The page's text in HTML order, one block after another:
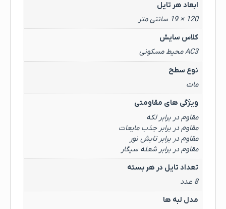
ابعاد هر تایل
120 × 19 سانتی متر
کلاس سایش
AC3 محیط مسکونی
نوع سطح
مات
ویژگی های مقاومتی
مقاوم در برابر لکه
مقاوم در برابر جذب مایعات
مقاوم در برابر تابش نور
مقاوم در برابر شعله سیگار
تعداد تایل در هر بسته
8 عدد
مدل لبه ها